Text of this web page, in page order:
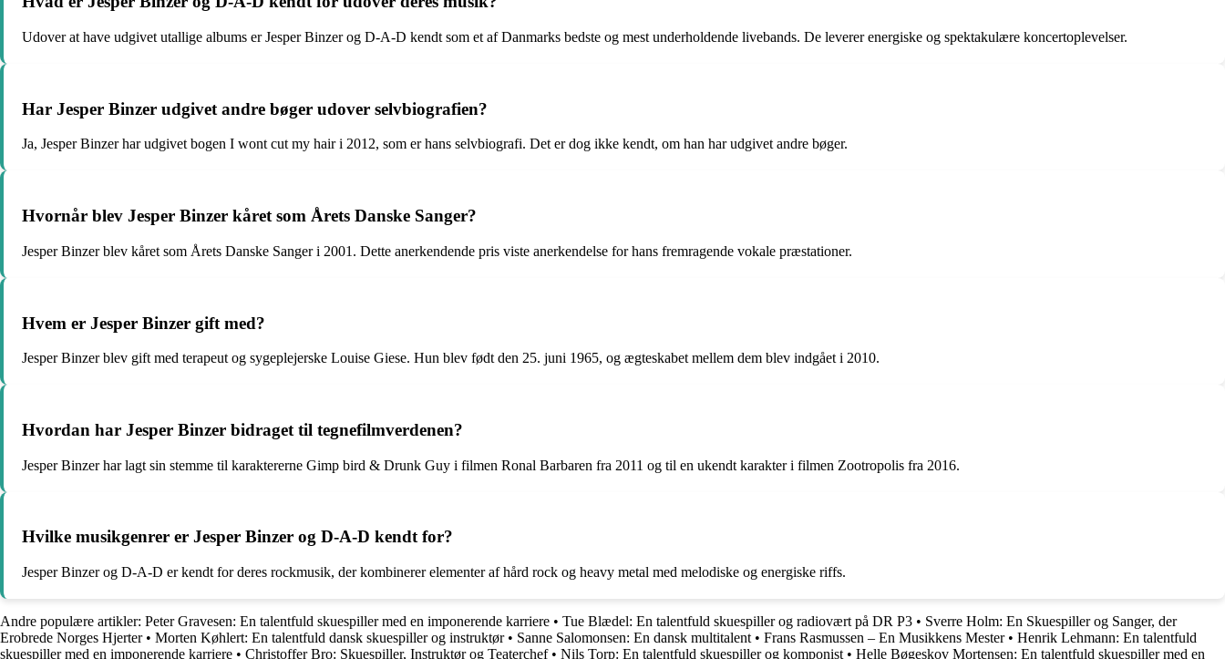
Udover at have udgivet utallige albums er Jesper Binzer og D-A-D kendt som et af Danmarks bedste og mest underholdende livebands. De leverer energiske og spektakulære koncertoplevelser.
Har Jesper Binzer udgivet andre bøger udover selvbiografien?
Ja, Jesper Binzer har udgivet bogen I wont cut my hair i 2012, som er hans selvbiografi. Det er dog ikke kendt, om han har udgivet andre bøger.
Hvornår blev Jesper Binzer kåret som Årets Danske Sanger?
Jesper Binzer blev kåret som Årets Danske Sanger i 2001. Dette anerkendende pris viste anerkendelse for hans fremragende vokale præstationer.
Hvem er Jesper Binzer gift med?
Jesper Binzer blev gift med terapeut og sygeplejerske Louise Giese. Hun blev født den 25. juni 1965, og ægteskabet mellem dem blev indgået i 2010.
Hvordan har Jesper Binzer bidraget til tegnefilmverdenen?
Jesper Binzer har lagt sin stemme til karaktererne Gimp bird & Drunk Guy i filmen Ronal Barbaren fra 2011 og til en ukendt karakter i filmen Zootropolis fra 2016.
Hvilke musikgenrer er Jesper Binzer og D-A-D kendt for?
Jesper Binzer og D-A-D er kendt for deres rockmusik, der kombinerer elementer af hård rock og heavy metal med melodiske og energiske riffs.
Andre populære artikler: Peter Gravesen: En talentfuld skuespiller med en imponerende karriere • Tue Blædel: En talentfuld skuespiller og radiovært på DR P3 • Sverre Holm: En Skuespiller og Sanger, der
Erobrede Norges Hjerter• Morten Køhlert: En talentfuld dansk skuespiller og instruktør• Sanne Salomonsen: En dansk multitalent • Frans Rasmussen – En Musikkens Mester• Henrik Lehmann: En talentfuld
skuespiller med en imponerende karriere • Christoffer Bro: Skuespiller, Instruktør og Teaterchef• Nils Torp: En talentfuld skuespiller og komponist • Helle Bøgeskov Mortensen: En talentfuld skuespiller med en